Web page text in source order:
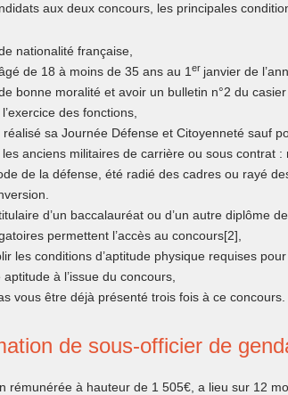
aux deux concours, les principales
nationalité française,
de 18 à moins de 35 ans au 1 er janvier de
bonne moralité et avoir un bulletin n°2 du
des fonctions,
réalisé sa Journée Défense et Citoyenneté sauf
les anciens militaires de carrière ou sous contrat
de la défense, été radié des cadres ou rayé
d’un baccalauréat ou d’un autre diplôme
permettent l’accès au concours[2],
les conditions d’aptitude physique requises
aptitude à l’issue du concours,
vous être déjà présenté trois fois à ce concours.
de sous-officier de
rémunérée à hauteur de 1 505€, a lieu sur 12